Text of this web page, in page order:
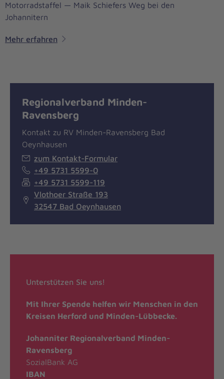
Motorradstaffel — Maik Schiefers Weg bei den
Johannitern
Mehr erfahren
Regionalverband Minden-
Ravensberg
Kontakt zu RV Minden-Ravensberg Bad
Oeynhausen
zum Kontakt-Formular
+49 5731 5599-0
+49 5731 5599-119
Vlothoer Straße 193
32547 Bad Oeynhausen
Unterstützen Sie uns!
Mit Ihrer Spende helfen wir Menschen in den
Kreisen Herford und Minden-Lübbecke.
Johanniter Regionalverband Minden-
Ravensberg
SozialBank AG
IBAN